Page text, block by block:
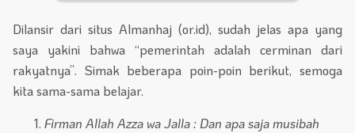
Dilansir dari situs Almanhaj (or.id), sudah jelas apa yang
saya yakini bahwa “pemerintah adalah cerminan dari
rakyatnya”. Simak beberapa poin-poin berikut, semoga
kita sama-sama belajar.
Firman Allah Azza wa Jalla : Dan apa saja musibah